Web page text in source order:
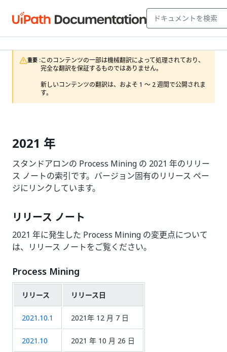
重要 :このコンテンツの一部は機械翻訳によって処理されており、
完全な翻訳を保証するものではありません。
新しいコンテンツの翻訳は、およそ 1 ～ 2 週間で公開されま
す。
2021 年
スタンドアロンの Process Mining の 2021 年のリリー
ス ノートの索引です。バージョン固有のリリース ペー
ジにリンクしています。
リリース ノート
2021 年に発生した Process Mining の変更点について
は、リリース ノートをご覧ください。
Process Mining
リリース リリース日
2021.10.1 2021年 12 月 7 日
2021.10 2021 年 10 月 26 日